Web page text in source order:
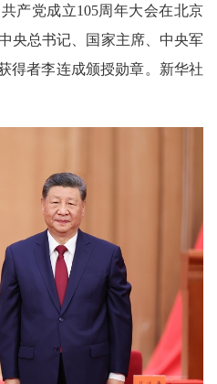
产党成立105周年大会在北京
央总书记、国家主席、中央军
得者李连成颁授勋章。新华社